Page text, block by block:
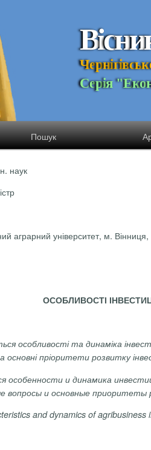
Вісни
Чернігівськ
Серія "Еко
Пошук
наук
аграрний університет, м. Вінниця,
ОСОБЛИВОСТІ
особливості та динаміка
пріоритети розвитку
особенности и динамика
вопросы и основные приоритеты
and dynamics of agribusiness